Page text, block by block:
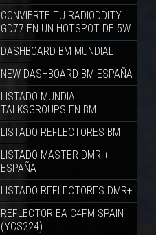
CONVIERTE TU RADIODDITY
GD77 EN UN HOTSPOT DE 5W
DASHBOARD BM MUNDIAL
NEW DASHBOARD BM ESPAÑA
LISTADO MUNDIAL
TALKSGROUPS EN BM
LISTADO REFLECTORES BM
LISTADO MASTER DMR +
ESPAÑA
LISTADO REFLECTORES DMR+
REFLECTOR EA C4FM SPAIN
(YCS224)